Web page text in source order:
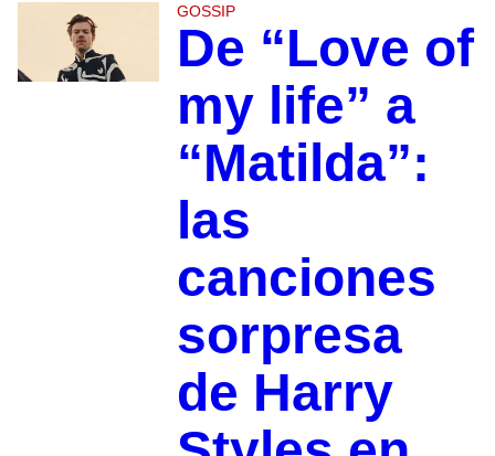
GOSSIP
De “Love of
my life” a
“Matilda”:
las
canciones
sorpresa
de Harry